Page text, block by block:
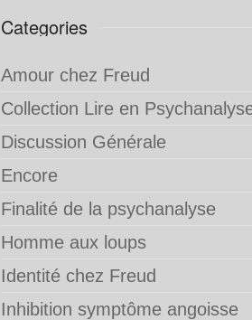
Categories
Amour chez Freud
Collection Lire en
Discussion Générale
Encore
Finalité de la psychanalyse
Homme aux loups
Identité chez Freud
Inhibition symptôme angoisse